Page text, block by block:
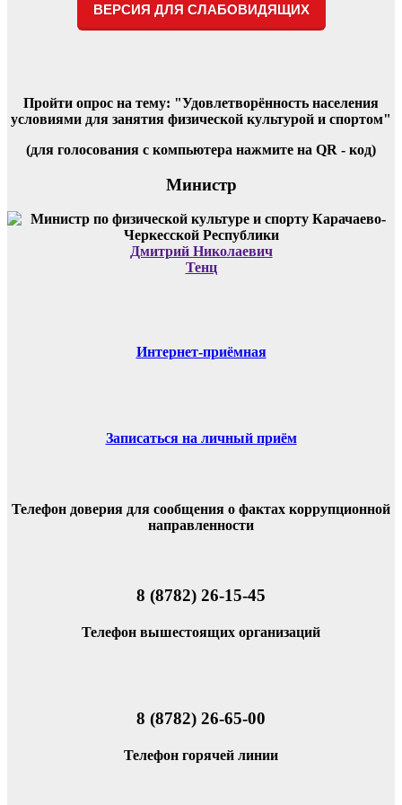
ВЕРСИЯ ДЛЯ СЛАБОВИДЯЩИХ
Пройти опрос на тему: "Удовлетворённость населения
условиями для занятия физической культурой и спортом"
(для голосования с компьютера нажмите на QR - код)
Министр
Дмитрий Николаевич
Тенц
Интернет-приёмная
Записаться на личный приём
Телефон доверия для сообщения о фактах коррупционной
направленности
8 (8782) 26-15-45
Телефон вышестоящих организаций
8 (8782) 26-65-00
Телефон горячей линии